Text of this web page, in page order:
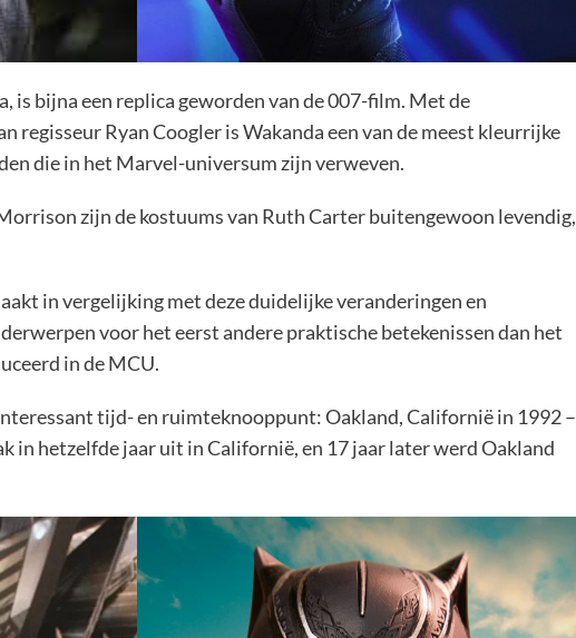
is bijna een replica geworden van de 007-film. Met de
regisseur Ryan Coogler is Wakanda een van de meest kleurrijke
die in het Marvel-universum zijn verweven.
zijn de kostuums van Ruth Carter buitengewoon levendig,
in vergelijking met deze duidelijke veranderingen en
voor het eerst andere praktische betekenissen dan het
in de MCU.
tijd- en ruimteknooppunt: Oakland, Californië in 1992 –
in hetzelfde jaar uit in Californië, en 17 jaar later werd Oakland